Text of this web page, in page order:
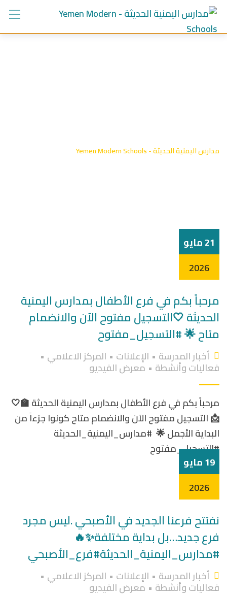
Skip
content
مدارس اليمنية الحديثة - Yemen Modern Schools
21 مايو
2026
مرحباً بكم في فرع الأطفال بمدارس اليمنية
الحديثة 🤍التسجيل مفتوح الآن والانضمام
متاح 🌟 #التسجيل_مفتوح
أخبار المدرسة • الإعلانات • المركز الاعلامي •
فعاليات وأنشطة • معرض الفيديو
مرحباً بكم في فرع الأطفال بمدارس اليمنية الحديثة 🏫🤍
📩 التسجيل مفتوح الآن والانضمام متاح كونوا جزءاً من
البداية الأجمل 🌟 #مدارس_اليمنية_الحديثة
#التسجيل_مفتوح
19 مايو
2026
نفتتح فرعنا الجديد في الأصبحي .ليس مجرد
فرع جديد…بل بداية مختلفة✨🔥
#مدارس_اليمنية_الحديثة#فرع_الأصبحي
أخبار المدرسة • الإعلانات • المركز الاعلامي •
فعاليات وأنشطة • معرض الفيديو